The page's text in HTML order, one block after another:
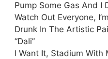
Pump Some Gas And I
Watch Out Everyone,
Drunk In The Artistic
“Dali”
I Want It, Stadium With